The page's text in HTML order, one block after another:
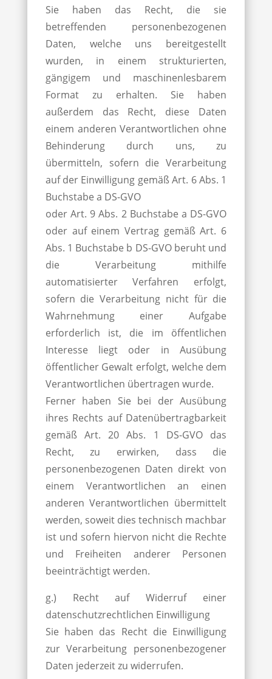
Sie haben das Recht, die sie
betreffenden personenbezogenen
Daten, welche uns bereitgestellt
wurden, in einem strukturierten,
gängigem und maschinenlesbarem
Format zu erhalten. Sie haben
außerdem das Recht, diese Daten
einem anderen Verantwortlichen ohne
Behinderung durch uns, zu
übermitteln, sofern die Verarbeitung
auf der Einwilligung gemäß Art. 6 Abs. 1
Buchstabe a DS-GVO
oder Art. 9 Abs. 2 Buchstabe a DS-GVO
oder auf einem Vertrag gemäß Art. 6
Abs. 1 Buchstabe b DS-GVO beruht und
die Verarbeitung mithilfe
automatisierter Verfahren erfolgt,
sofern die Verarbeitung nicht für die
Wahrnehmung einer Aufgabe
erforderlich ist, die im öffentlichen
Interesse liegt oder in Ausübung
öffentlicher Gewalt erfolgt, welche dem
Verantwortlichen übertragen wurde.
Ferner haben Sie bei der Ausübung
ihres Rechts auf Datenübertragbarkeit
gemäß Art. 20 Abs. 1 DS-GVO das
Recht, zu erwirken, dass die
personenbezogenen Daten direkt von
einem Verantwortlichen an einen
anderen Verantwortlichen übermittelt
werden, soweit dies technisch machbar
ist und sofern hiervon nicht die Rechte
und Freiheiten anderer Personen
beeinträchtigt werden.
g.) Recht auf Widerruf einer
datenschutzrechtlichen Einwilligung
Sie haben das Recht die Einwilligung
zur Verarbeitung personenbezogener
Daten jederzeit zu widerrufen.